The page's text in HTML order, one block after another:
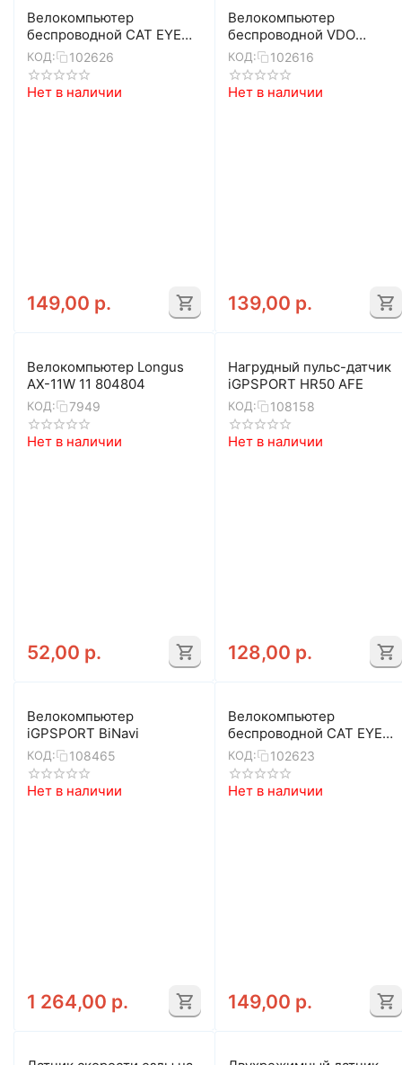
Велокомпьютер
беспроводной CAT EYE
Velo Wireless 8-13060036
(белый)
КОД: 102626
Нет в наличии
149,00 р.
Велокомпьютер
беспроводной VDO
M2.1WL 4-30025 (черно-
белый)
КОД: 102616
Нет в наличии
139,00 р.
Велокомпьютер Longus
AX-11W 11 804804
КОД: 7949
Нет в наличии
52,00 р.
Нагрудный пульс-датчик
iGPSPORT HR50 AFE
КОД: 108158
Нет в наличии
128,00 р.
Велокомпьютер
iGPSPORT BiNavi
КОД: 108465
Нет в наличии
1 264,00 р.
Велокомпьютер
беспроводной CAT EYE
Velo Wireless 8-13060035
(черный)
КОД: 102623
Нет в наличии
149,00 р.